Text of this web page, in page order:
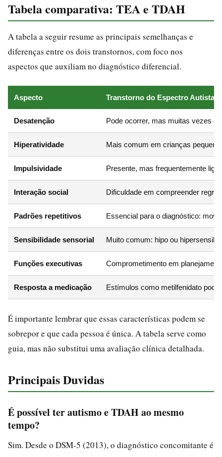
Tabela comparativa: TEA e TDAH
A tabela a seguir resume as principais semelhanças e
diferenças entre os dois transtornos, com foco nos
aspectos que auxiliam no diagnóstico diferencial.
Aspecto Transtorno do Espectro Autista
Desatenção Pode ocorrer, mas muitas vezes é
Hiperatividade Mais comum em crianças
Impulsividade Presente, mas frequentemente
Interação social Dificuldade em compreender
Padrões repetitivos Essencial para o diagnóstico:
Sensibilidade sensorial Muito comum: hipo ou
Funções executivas Comprometimento em
Resposta a medicação Estímulos como metilfenidato
É importante lembrar que essas características podem se
sobrepor e que cada pessoa é única. A tabela serve como
guia, mas não substitui uma avaliação clínica detalhada.
Principais Duvidas
É possível ter autismo e TDAH ao mesmo
tempo?
Sim. Desde o DSM-5 (2013), o diagnóstico concomitante é